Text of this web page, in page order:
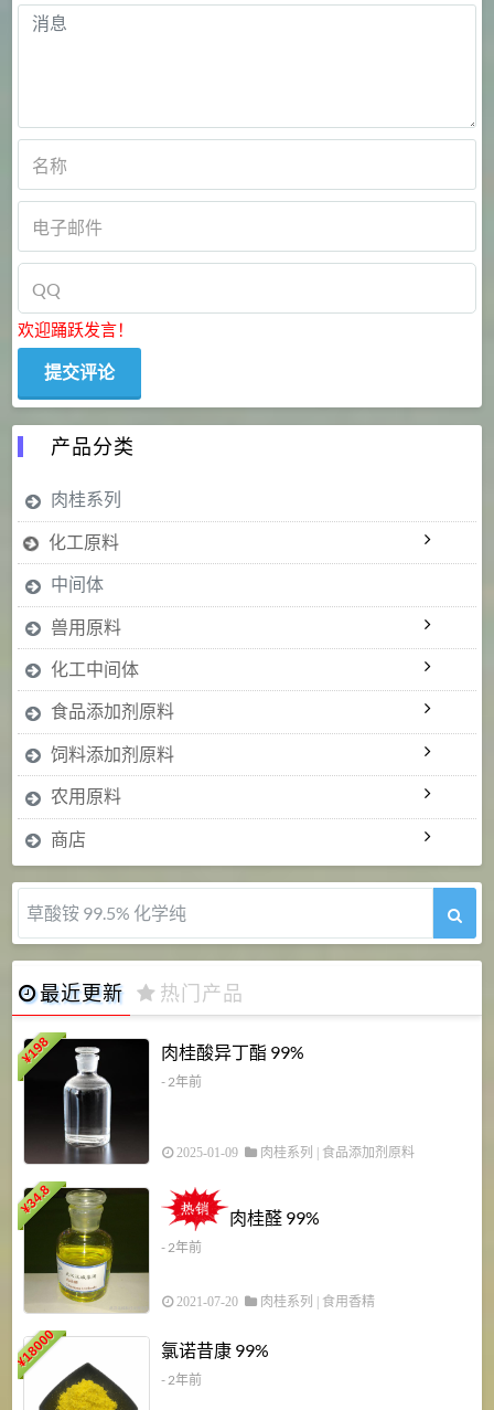
欢迎踊跃发言！
产品分类
肉桂系列
化工原料
中间体
兽用原料
化工中间体
食品添加剂原料
饲料添加剂原料
农用原料
商店
草酸铵 99.5% 化学纯
最近更新 热门产品
¥
198 肉桂酸异丁酯 99%
- 2年前
2025-01-09 肉桂系列 食品添加剂原料
¥
34.8
肉桂醛 99%
- 2年前
2021-07-20 肉桂系列 食用香精
¥
18000 氯诺昔康 99%
- 2年前